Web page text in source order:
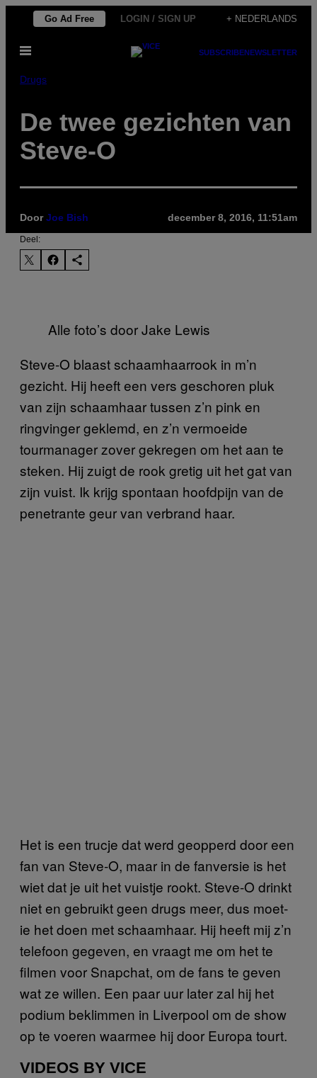
de
inhoud
Go Ad Free LOGIN / SIGN UP + NEDERLANDS
Open
SUBSCRIBENEWSLETTER
Drugs
De twee gezichten van
Steve-O
DoorJoe Bish december 8, 2016, 11:51am
Deel:
Alle foto’s door Jake Lewis
Steve-O blaast schaamhaarrook in m’n
gezicht. Hij heeft een vers geschoren pluk
van zijn schaamhaar tussen z’n pink en
ringvinger geklemd, en z’n vermoeide
tourmanager zover gekregen om het aan te
steken. Hij zuigt de rook gretig uit het gat van
zijn vuist. Ik krijg spontaan hoofdpijn van de
penetrante geur van verbrand haar.
Het is een trucje dat werd geopperd door een
fan van Steve-O, maar in de fanversie is het
wiet dat je uit het vuistje rookt. Steve-O drinkt
niet en gebruikt geen drugs meer, dus moet-
ie het doen met schaamhaar. Hij heeft mij z’n
telefoon gegeven, en vraagt me om het te
filmen voor Snapchat, om de fans te geven
wat ze willen. Een paar uur later zal hij het
podium beklimmen in Liverpool om de show
op te voeren waarmee hij door Europa tourt.
VIDEOS BY VICE